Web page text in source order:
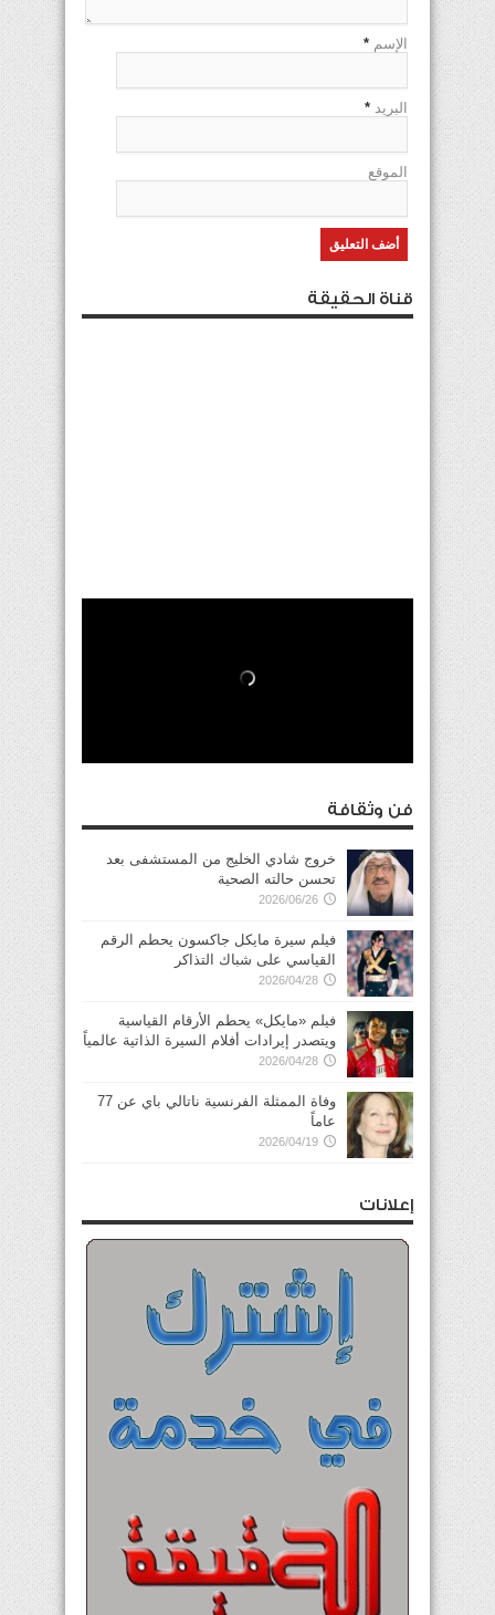
الإسم *
البريد *
الموقع
قناة الحقيقة
فن وثقافة
خروج شادي الخليج من المستشفى بعد
تحسن حالته الصحية
2026/06/26
فيلم سيرة مايكل جاكسون يحطم الرقم
القياسي على شباك التذاكر
2026/04/28
فيلم «مايكل» يحطم الأرقام القياسية
ويتصدر إيرادات أفلام السيرة الذاتية عالمياً
2026/04/28
وفاة الممثلة الفرنسية ناتالي باي عن 77
عاماً
2026/04/19
إعلانات